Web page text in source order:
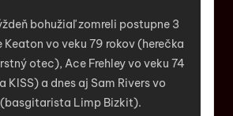
bohužiaľ zomreli postupne 3
Keaton vo veku 79 rokov (herečka
otec), Ace Frehley vo veku 74
KISS) a dnes aj Sam Rivers vo
Limp Bizkit).